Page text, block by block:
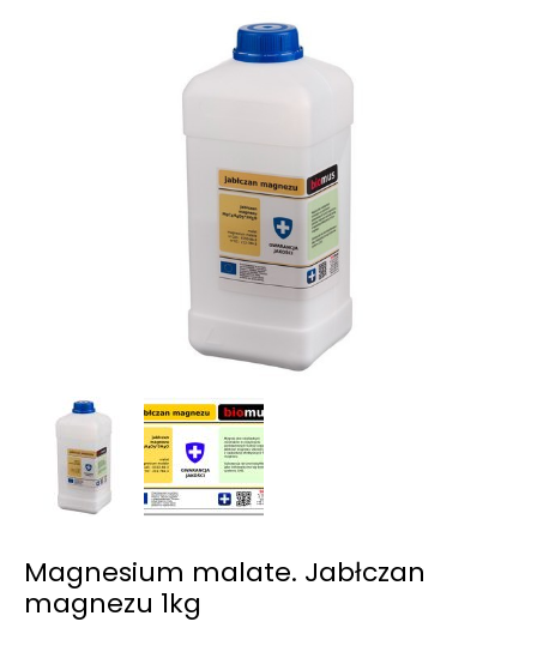
Magnesium malate. Jabłczan
magnezu 1kg